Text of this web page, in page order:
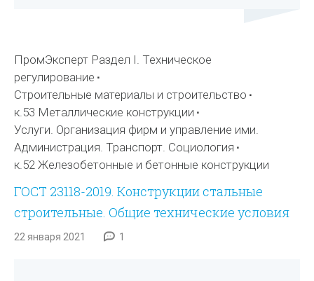
ПромЭксперт Раздел I. Техническое
регулирование
Строительные материалы и строительство
к.53 Металлические конструкции
Услуги. Организация фирм и управление ими.
Администрация. Транспорт. Социология
к.52 Железобетонные и бетонные конструкции
ГОСТ 23118-2019. Конструкции стальные
строительные. Общие технические условия
22 января 2021 1